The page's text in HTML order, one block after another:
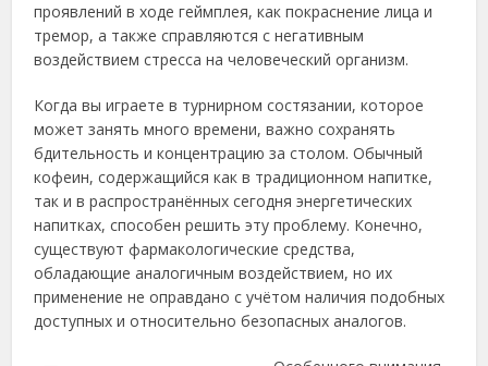
проявлений в ходе геймплея, как покраснение лица и
тремор, а также справляются с негативным
воздействием стресса на человеческий организм.
Когда вы играете в турнирном состязании, которое
может занять много времени, важно сохранять
бдительность и концентрацию за столом. Обычный
кофеин, содержащийся как в традиционном напитке,
так и в распространённых сегодня энергетических
напитках, способен решить эту проблему. Конечно,
существуют фармакологические средства,
обладающие аналогичным воздействием, но их
применение не оправдано с учётом наличия подобных
доступных и относительно безопасных аналогов.